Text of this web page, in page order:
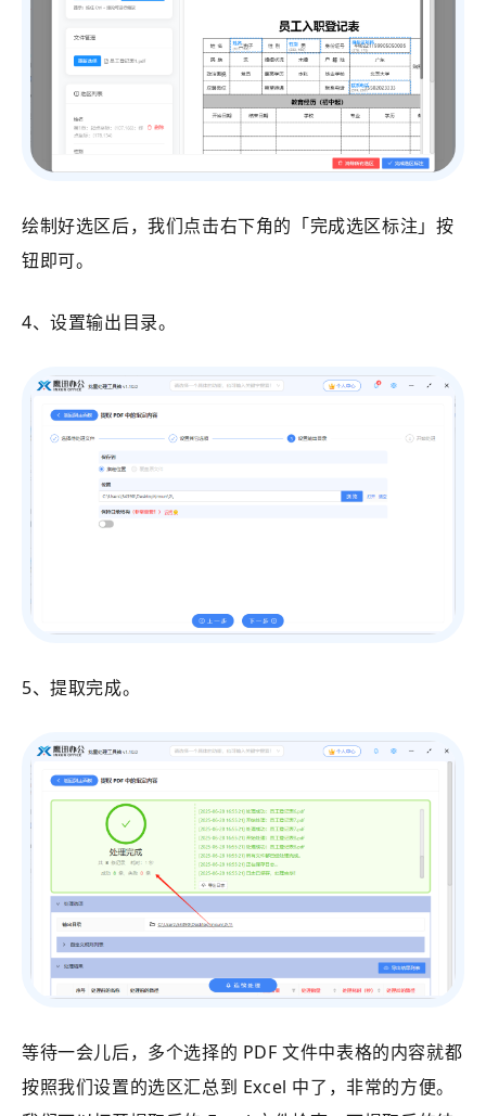
绘制好选区后，我们点击右下角的「完成选区标注」按
钮即可。
4、设置输出目录。
5、提取完成。
等待一会儿后，多个选择的 PDF 文件中表格的内容就都
按照我们设置的选区汇总到 Excel 中了，非常的方便。